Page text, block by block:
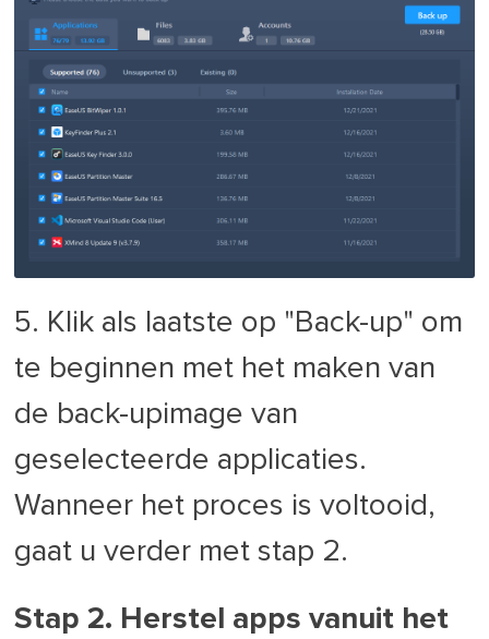
5. Klik als laatste op "Back-up" om
te beginnen met het maken van
de back-upimage van
geselecteerde applicaties.
Wanneer het proces is voltooid,
gaat u verder met stap 2.
Stap 2. Herstel apps vanuit het